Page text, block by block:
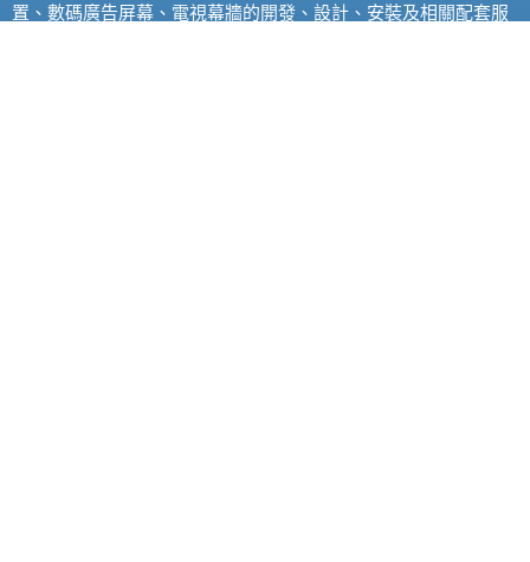
置、數碼廣告屏幕、電視幕牆的開發、設計、安裝及相關配套服